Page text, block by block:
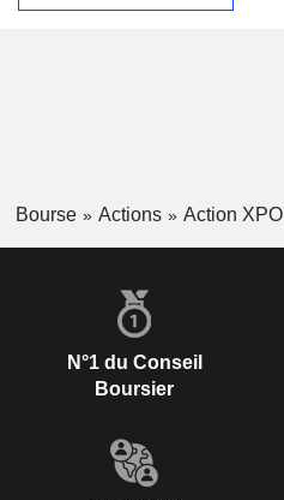
Bourse Actions Action XPO
N°1 du Conseil
Boursier